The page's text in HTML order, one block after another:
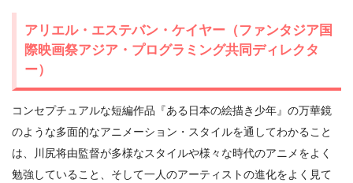
アリエル・エステバン・ケイヤー（ファンタジア国
際映画祭アジア・プログラミング共同ディレクタ
ー）
コンセプチュアルな短編作品『ある日本の絵描き少年』の万華鏡
のような多面的なアニメーション・スタイルを通してわかること
は、川尻将由監督が多様なスタイルや様々な時代のアニメをよく
勉強していること、そして一人のアーティストの進化をよく見て